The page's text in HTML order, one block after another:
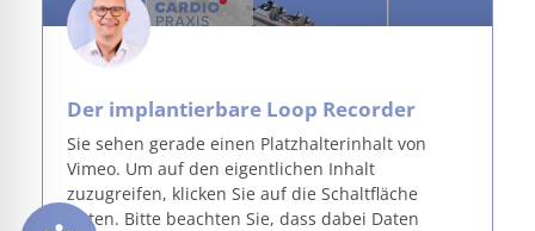
Der implantierbare Loop Recorder
Sie sehen gerade einen Platzhalterinhalt von
Vimeo. Um auf den eigentlichen Inhalt
zuzugreifen, klicken Sie auf die Schaltfläche
unten. Bitte beachten Sie, dass dabei Daten